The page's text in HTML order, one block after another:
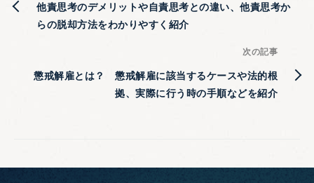
他責思考のデメリットや自責思考との違い、他責思考か
らの脱却方法をわかりやすく紹介
次の記事
懲戒解雇とは？ 懲戒解雇に該当するケースや法的根
拠、実際に行う時の手順などを紹介